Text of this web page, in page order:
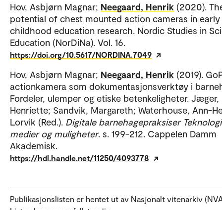
Hov, Asbjørn Magnar; Neegaard, Henrik (2020).
potential of chest mounted action cameras in early
childhood education research. Nordic Studies in
Education (NorDiNa). Vol. 16.
https://doi.org/10.5617/NORDINA.7049
Hov, Asbjørn Magnar; Neegaard, Henrik (2019).
actionkamera som dokumentasjonsverktøy i
Fordeler, ulemper og etiske betenkeligheter. Jæger,
Henriette; Sandvik, Margareth; Waterhouse, Ann-
Lorvik (Red.). Digitale barnehagepraksiser
medier og muligheter. s. 199-212. Cappelen Damm
Akademisk.
https://hdl.handle.net/11250/4093778
Publikasjonslisten er hentet ut av Nasjonalt vitenarkiv